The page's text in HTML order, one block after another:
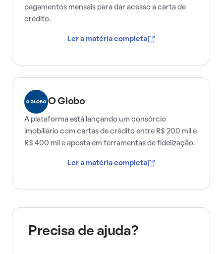
pagamentos mensais para dar acesso a carta de
crédito.
Ler a matéria completa
O Globo
A plataforma está lançando um consórcio
imobiliário com cartas de crédito entre R$ 200 mil e
R$ 400 mil e aposta em ferramentas de fidelização.
Ler a matéria completa
Precisa de ajuda?